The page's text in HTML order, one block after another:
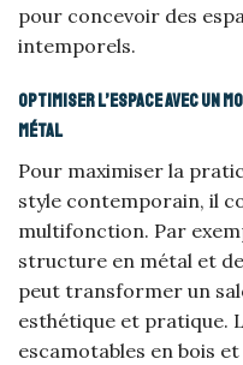
pour concevoir des
intemporels.
Optimiser l’espace avec un
métal
Pour maximiser la
style contemporain, il
multifonction. Par
structure en métal et
peut transformer un
esthétique et pratique.
escamotables en bois